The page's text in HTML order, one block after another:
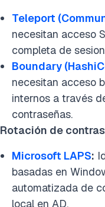
Teleport
necesitan acceso
completa de
Boundary
necesitan acceso
internos a través
contraseñas.
Rotación de
Microsoft LAPS:
basadas en
automatizada de
local en AD.